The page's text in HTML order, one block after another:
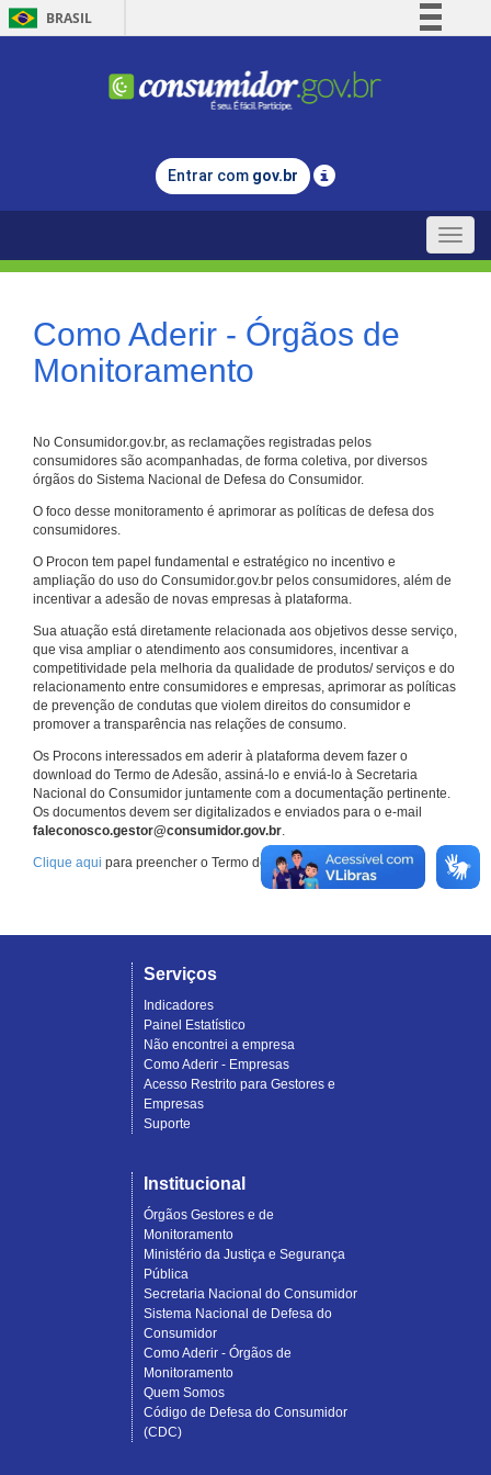
BRASIL
Comunica BR
Legislação
Entrar com gov.br
Toggle
Como Aderir - Órgãos de
Monitoramento
No Consumidor.gov.br, as reclamações registradas pelos
consumidores são acompanhadas, de forma coletiva, por diversos
órgãos do Sistema Nacional de Defesa do Consumidor.
O foco desse monitoramento é aprimorar as políticas de defesa dos
consumidores.
O Procon tem papel fundamental e estratégico no incentivo e
ampliação do uso do Consumidor.gov.br pelos consumidores, além de
incentivar a adesão de novas empresas à plataforma.
Sua atuação está diretamente relacionada aos objetivos desse serviço,
que visa ampliar o atendimento aos consumidores, incentivar a
competitividade pela melhoria da qualidade de produtos/ serviços e do
relacionamento entre consumidores e empresas, aprimorar as políticas
de prevenção de condutas que violem direitos do consumidor e
promover a transparência nas relações de consumo.
Os Procons interessados em aderir à plataforma devem fazer o
download do Termo de Adesão, assiná-lo e enviá-lo à Secretaria
Nacional do Consumidor juntamente com a documentação pertinente.
Os documentos devem ser digitalizados e enviados para o e-mail
faleconosco.gestor@consumidor.gov.br.
Clique aqui para preencher o Termo de Adesão.
Serviços
Indicadores
Painel Estatístico
Não encontrei a empresa
Como Aderir - Empresas
Acesso Restrito para Gestores e
Empresas
Suporte
Institucional
Órgãos Gestores e de
Monitoramento
Ministério da Justiça e Segurança
Pública
Secretaria Nacional do Consumidor
Sistema Nacional de Defesa do
Consumidor
Como Aderir - Órgãos de
Monitoramento
Quem Somos
Código de Defesa do Consumidor
(CDC)